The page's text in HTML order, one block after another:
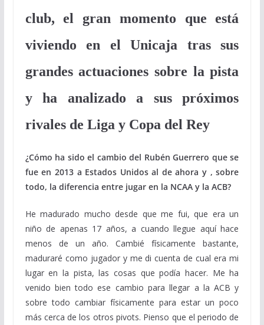
club, el gran momento que está
viviendo en el Unicaja tras sus
grandes actuaciones sobre la pista
y ha analizado a sus próximos
rivales de Liga y Copa del Rey
¿Cómo ha sido el cambio del Rubén Guerrero que se
fue en 2013 a Estados Unidos al de ahora y , sobre
todo, la diferencia entre jugar en la NCAA y la ACB?
He madurado mucho desde que me fui, que era un
niño de apenas 17 años, a cuando llegue aquí hace
menos de un año. Cambié físicamente bastante,
maduraré como jugador y me di cuenta de cual era mi
lugar en la pista, las cosas que podía hacer. Me ha
venido bien todo ese cambio para llegar a la ACB y
sobre todo cambiar físicamente para estar un poco
más cerca de los otros pivots. Pienso que el periodo de